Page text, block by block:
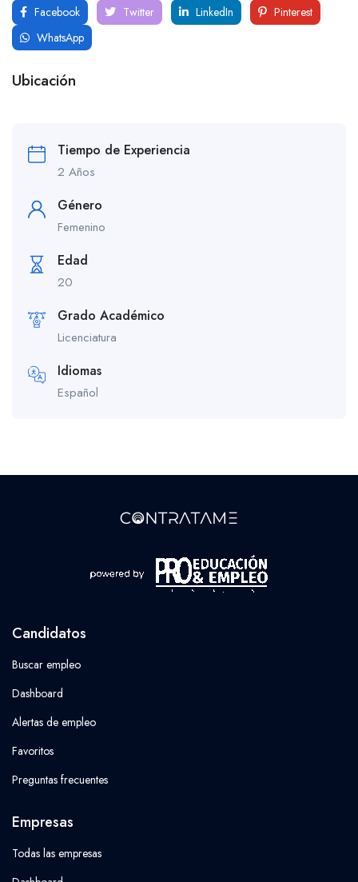
Facebook Twitter LinkedIn
Pinterest
WhatsApp
Ubicación
Tiempo de Experiencia
2 Años
Género
Femenino
Edad
20
Grado Académico
Licenciatura
Idiomas
Español
Candidatos
Buscar empleo
Dashboard
Alertas de empleo
Favoritos
Preguntas frecuentes
Empresas
Todas las empresas